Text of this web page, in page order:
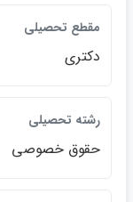
مقطع تحصيلي
دكتري
رشته تحصيلي
حقوق خصوصي